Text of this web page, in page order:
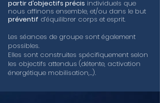
partir d’objectifs précis individuels que
nous affinons ensemble, et/ou dans le but
préventif d’équilibrer corps et esprit.
Les séances de groupe sont également
possibles.
Elles sont construites spécifiquement selon
les objectifs attendus (détente, activation
énergétique mobilisation,...).